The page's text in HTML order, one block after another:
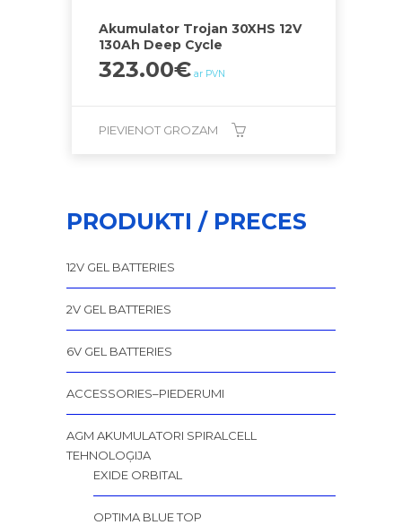
Akumulator Trojan 30XHS 12V
130Ah Deep Cycle
323.00€ ar PVN
PIEVIENOT GROZAM
PRODUKTI / PRECES
12V GEL BATTERIES
2V GEL BATTERIES
6V GEL BATTERIES
ACCESSORIES–PIEDERUMI
AGM AKUMULATORI SPIRALCELL
TEHNOLOĢIJA
EXIDE ORBITAL
OPTIMA BLUE TOP